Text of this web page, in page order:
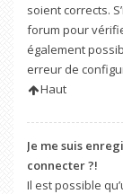
soient corrects.
forum pour
également
erreur de
Haut
Je me suis
connecter ?!
Il est possible